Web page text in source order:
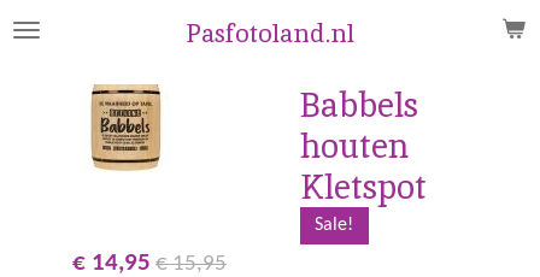
Ga
hoofdinhoud
Pasfotoland.nl
Babbels
houten
Kletspot
Sale!
€ 14,95 € 15,95